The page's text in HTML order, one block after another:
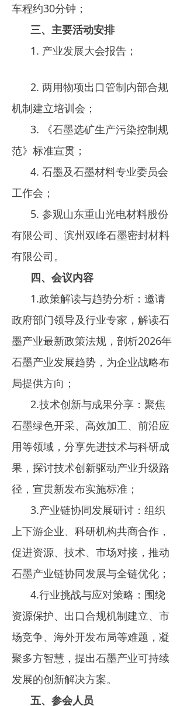
车程约30分钟；
三、主要活动安排
1. 产业发展大会报告；
2. 两用物项出口管制内部合规
机制建立培训会；
3. 《石墨选矿生产污染控制规
范》标准宣贯；
4. 石墨及石墨材料专业委员会
工作会；
5. 参观山东重山光电材料股份
有限公司、滨州双峰石墨密封材料
有限公司。
四、 会议内容
1.政策解读与趋势分析：邀请
政府部门领导及行业专家，解读石
墨产业最新政策法规，剖析2026年
石墨产业发展趋势，为企业战略布
局提供方向；
2.技术创新与成果分享：聚焦
石墨绿色开采、高效加工、前沿应
用等领域，分享先进技术与科研成
果，探讨技术创新驱动产业升级路
径，宣贯新发布实施标准；
3.产业链协同发展研讨：组织
上下游企业、科研机构共商合作，
促进资源、技术、市场对接，推动
石墨产业链协同发展与全链优化；
4.行业挑战与应对策略：围绕
资源保护、出口合规机制建立、市
场竞争、海外开发布局等难题，凝
聚多方智慧，提出石墨产业可持续
发展的创新解决方案。
五、 参会人员